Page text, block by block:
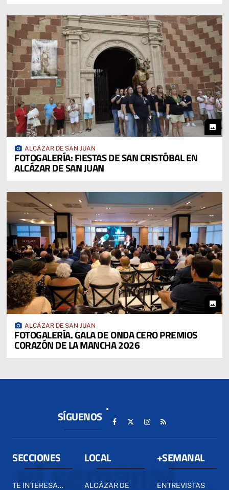
photo
photo_camera ALCÁZAR DE SAN JUAN
FOTOGALERÍA: FIESTAS DE SAN CRISTÓBAL EN
ALCÁZAR DE SAN JUAN
photo
photo_camera ALCÁZAR DE SAN JUAN
FOTOGALERÍA. GALA DE ONDA CERO PREMIOS
CORAZÓN DE LA MANCHA 2026
SÍGUENOS
SECCIONES
TE INTERESA...
LOCAL
ALCÁZAR DE
+SEMANAL
ENTREVISTAS